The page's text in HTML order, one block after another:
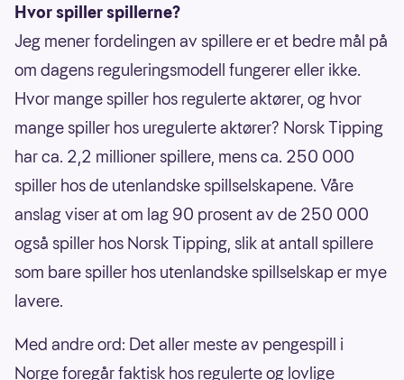
Hvor spiller spillerne?
Jeg mener fordelingen av spillere er et bedre mål på
om dagens reguleringsmodell fungerer eller ikke.
Hvor mange spiller hos regulerte aktører, og hvor
mange spiller hos uregulerte aktører? Norsk Tipping
har ca. 2,2 millioner spillere, mens ca. 250 000
spiller hos de utenlandske spillselskapene. Våre
anslag viser at om lag 90 prosent av de 250 000
også spiller hos Norsk Tipping, slik at antall spillere
som bare spiller hos utenlandske spillselskap er mye
lavere.
Med andre ord: Det aller meste av pengespill i
Norge foregår faktisk hos regulerte og lovlige